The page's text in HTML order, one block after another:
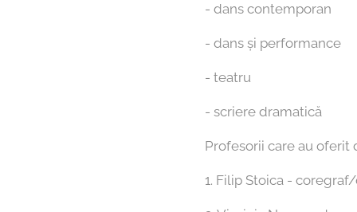
- dans contemporan
- dans și performance
- teatru
- scriere dramatică
Profesorii care au oferit
1. Filip Stoica -